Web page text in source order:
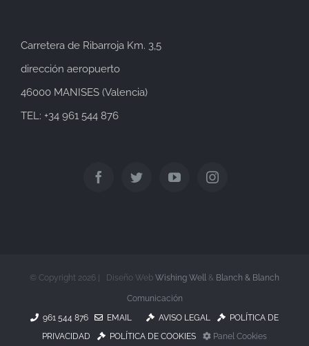
Carretera de Ribarroja Km. 3,5
dirección aeropuerto
46000 MANISES (Valencia)
TEL: +34 961 544 876
© Copyright 2026 | Diseño Web Wishing Well & Blanch & Blanch
Comunicación
961 544 876
EMAIL AVISO LEGAL
POLÍTICA DE
PRIVACIDAD
POLÍTICA DE COOKIES Panel Cookies